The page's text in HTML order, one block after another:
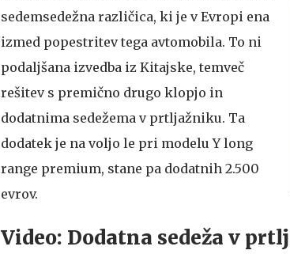
sedemsedežna različica, ki je v Evropi ena
izmed popestritev tega avtomobila. To ni
podaljšana izvedba iz Kitajske, temveč
rešitev s premično drugo klopjo in
dodatnima sedežema v prtljažniku. Ta
dodatek je na voljo le pri modelu Y long
range premium, stane pa dodatnih 2.500
evrov.
Video: Dodatna sedeža v